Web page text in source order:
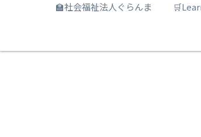
🏫社会福祉法人ぐらんま